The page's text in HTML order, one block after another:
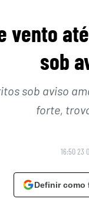
vento
sob
sob aviso
forte,
16:50 23
Definir como